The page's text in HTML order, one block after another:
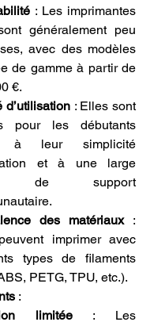
: Les imprimantes
généralement peu
avec des modèles
de gamme à partir de
€.
d’utilisation : Elles sont
pour les débutants
à leur simplicité
et à une large
de support
des matériaux :
imprimer avec
types de filaments
PETG, TPU, etc.).
:
limitée : Les